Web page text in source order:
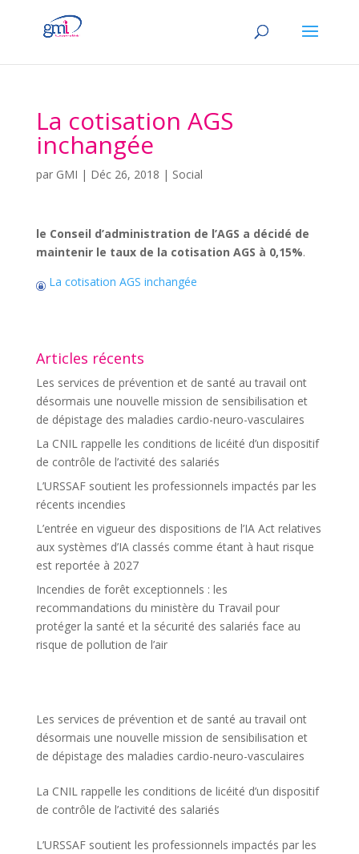
La cotisation AGS
inchangée
par GMI | Déc 26, 2018 | Social
le Conseil d’administration de l’AGS a décidé de
maintenir le taux de la cotisation AGS à 0,15%.
La cotisation AGS inchangée
Articles récents
Les services de prévention et de santé au travail ont
désormais une nouvelle mission de sensibilisation et
de dépistage des maladies cardio-neuro-vasculaires
La CNIL rappelle les conditions de licéité d’un dispositif
de contrôle de l’activité des salariés
L’URSSAF soutient les professionnels impactés par les
récents incendies
L’entrée en vigueur des dispositions de l’IA Act relatives
aux systèmes d’IA classés comme étant à haut risque
est reportée à 2027
Incendies de forêt exceptionnels : les
recommandations du ministère du Travail pour
protéger la santé et la sécurité des salariés face au
risque de pollution de l’air
Les services de prévention et de santé au travail ont
désormais une nouvelle mission de sensibilisation et
de dépistage des maladies cardio-neuro-vasculaires
La CNIL rappelle les conditions de licéité d’un dispositif
de contrôle de l’activité des salariés
L’URSSAF soutient les professionnels impactés par les